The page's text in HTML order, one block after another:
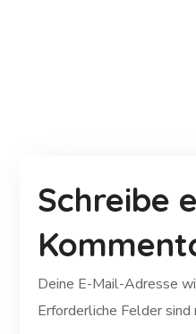
Schreibe
Deine E-Mail-Adresse
Erforderliche Felder